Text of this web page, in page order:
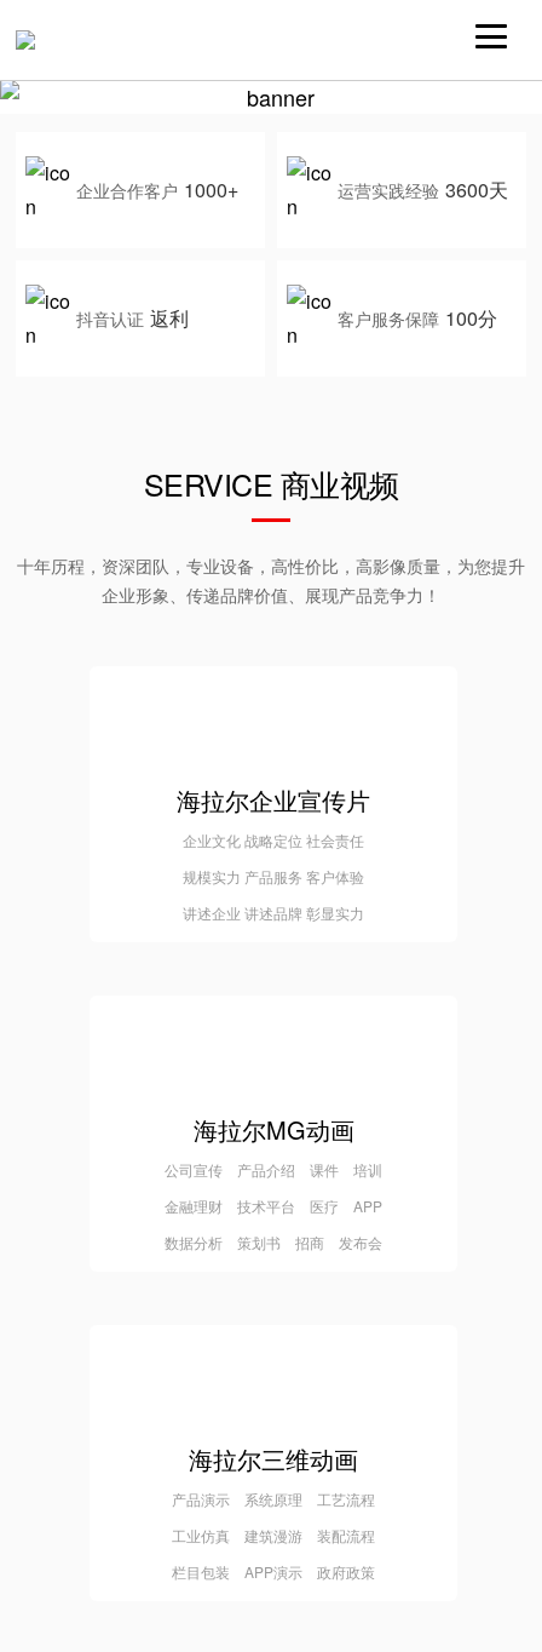
企业合作客户 1000+ 运营实践经验 3600天
抖音认证 返利 客户服务保障 100分
SERVICE 商业视频
十年历程，资深团队，专业设备，高性价比，高影像质量，为您提升
企业形象、传递品牌价值、展现产品竞争力！
海拉尔企业宣传片
企业文化 战略定位 社会责任
规模实力 产品服务 客户体验
讲述企业 讲述品牌 彰显实力
海拉尔MG动画
公司宣传 产品介绍 课件 培训
金融理财 技术平台 医疗 APP
数据分析 策划书 招商 发布会
海拉尔三维动画
产品演示 系统原理 工艺流程
工业仿真 建筑漫游 装配流程
栏目包装 APP演示 政府政策